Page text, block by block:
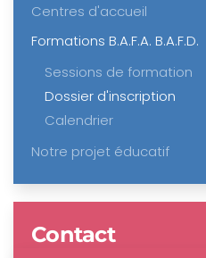
Centres d'accueil
Formations B.A.F.A. B.A.F.D.
Sessions de formation
Dossier d'inscription
Calendrier
Notre projet éducatif
Contact